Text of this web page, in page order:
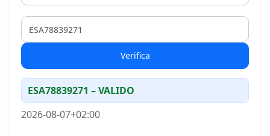
Verifica
ESA78839271 – VALIDO
2026-08-07+02:00